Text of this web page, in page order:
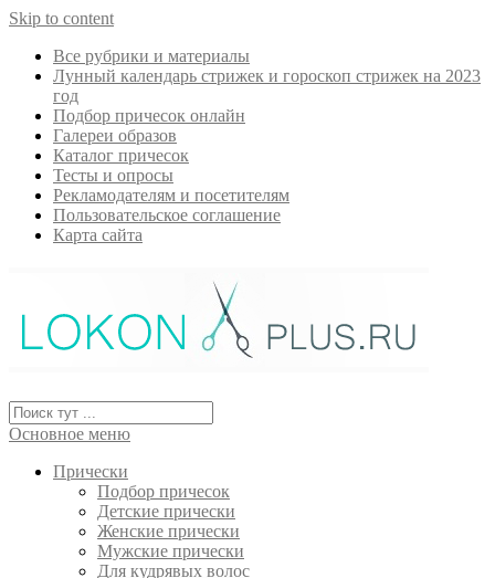
Skip to content
Все рубрики и материалы
Лунный календарь стрижек и гороскоп стрижек на 2023
год
Подбор причесок онлайн
Галереи образов
Каталог причесок
Тесты и опросы
Рекламодателям и посетителям
Пользовательское соглашение
Карта сайта
Основное меню
Прически
Подбор причесок
Детские прически
Женские прически
Мужские прически
Для кудрявых волос